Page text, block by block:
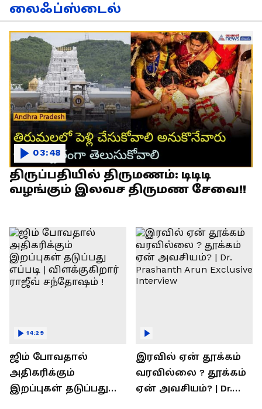
லைஃப்ஸ்டைல்
திருப்பதியில் திருமணம்: டிடிடி
வழங்கும் இலவச திருமண சேவை!!
03:48
ஜிம் போவதால்
அதிகரிக்கும்
இறப்புகள் தடுப்பது
14:29
இரவில் ஏன் தூக்கம்
வரவில்லை ? தூக்கம்
ஏன் அவசியம்? | Dr.